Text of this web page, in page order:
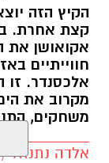
הקיץ הזה
קצת אחרת.
אקואושן את
חווייתיים
אלכסנדר. זו
מקרוב את
משחקים,
אלדה נתנאל / 09:24